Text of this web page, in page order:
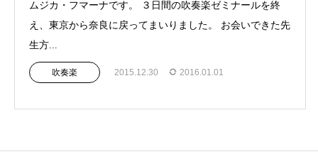
ムジカ・フマーナです。 ３日間の吹奏楽ゼミナールを終
え、東京から奈良に戻ってまいりました。 お会いできた先
生方...
吹奏楽 2015.12.30 2016.01.01